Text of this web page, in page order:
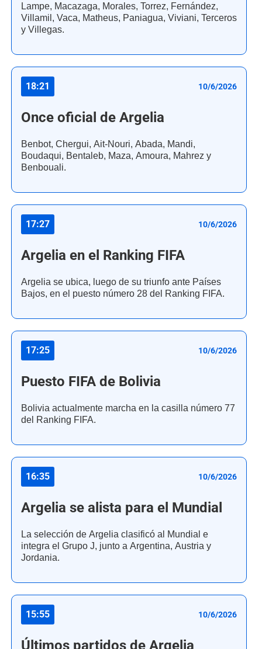
Lampe, Macazaga, Morales, Torrez, Fernández,
Villamil, Vaca, Matheus, Paniagua, Viviani, Terceros
y Villegas.
18:21 10/6/2026
Once oficial de Argelia
Benbot, Chergui, Ait-Nouri, Abada, Mandi,
Boudaqui, Bentaleb, Maza, Amoura, Mahrez y
Benbouali.
17:27 10/6/2026
Argelia en el Ranking FIFA
Argelia se ubica, luego de su triunfo ante Países
Bajos, en el puesto número 28 del Ranking FIFA.
17:25 10/6/2026
Puesto FIFA de Bolivia
Bolivia actualmente marcha en la casilla número 77
del Ranking FIFA.
16:35 10/6/2026
Argelia se alista para el Mundial
La selección de Argelia clasificó al Mundial e
integra el Grupo J, junto a Argentina, Austria y
Jordania.
15:55 10/6/2026